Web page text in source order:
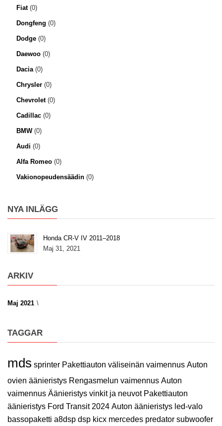
Fiat(0)
Dongfeng (0)
Dodge (0)
Daewoo (0)
Dacia(0)
Chrysler (0)
Chevrolet(0)
Cadillac (0)
BMW(0)
Audi (0)
Alfa Romeo (0)
Vakionopeudensäädin (0)
NYA INLÄGG
Honda CR-V IV 2011–2018
Maj 31, 2021
ARKIV
Maj 2021
TAGGAR
mds sprinter Pakettiauton väliseinän vaimennus Auton
ovien äänieristys Rengasmelun vaimennus Auton
vaimennus Äänieristys vinkit ja neuvot Pakettiauton
äänieristys Ford Transit 2024 Auton äänieristys led-valo
bassopaketti a8dsp dsp kicx mercedes predator subwoofer